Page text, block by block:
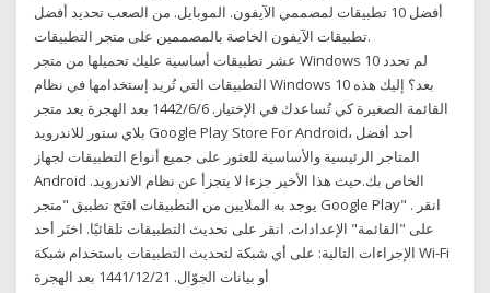
أفضل 10 تطبيقات لمصممي الآيفون. الموبايل. من الصعب تحديد أفضل
تطبيقات الآيفون الخاصة بالمصممين على متجر التطبيقات.
عشر تطبيقات أساسية عليك تحميلها من متجر Windows 10 لم تحدد
التطبيقات التي تُريد إستخدامها في نظام Windows 10 بعد؟ إليك هذه
القائمة الصغيرة كي تُساعدك في الإختيار. 6‏‏/6‏‏/1442 بعد الهجرة يعد متجر
بلاي ستور للاندرويد Google Play Store For Android، أحد أفضل
المتاجر الرئيسية والأساسية للعثور على جميع أنواع التطبيقات لجهاز
Android الخاص بك.حيث هذا الأخير جزءا لا يتجزأ عن نظام الاندرويد.
يوجد به الملايين من التطبيقات افتَح تطبيق "متجر Google Play" . انقر
على "القائمة" الإعدادات. انقر على تحديث التطبيقات تلقائيًا. اختَر أحد
الإجراءات التالية: على أي شبكة لتحديث التطبيقات باستخدام شبكة Wi-Fi
أو بيانات الجوّال. 21‏‏/12‏‏/1441 بعد الهجرة